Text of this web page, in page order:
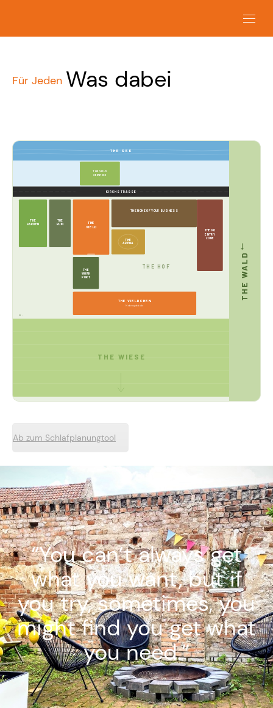
Für Jeden Was dabei
THE SEE
THE VIELD
SEEWIESE
KIRCHSTRASSE
THE
GARDEN
THE
RUIN
THE
VIELD
THE
WORK
PORT
THE NONE OF YOUR BUSINESS
THE
ARENA
THE NO
ENTRY
ZONE
THE HOF
THE VIELDCHEN
Nebengebäude
THE WIESE
N ↑
→
THE WALD
Ab zum Schlafplanungtool
“You can’t always get
what you want, but if
you try, sometimes, you
might find you get what
you need.”